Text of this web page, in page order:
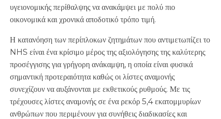
υγειονομικής περίθαλψης να ανακάμψει με πολύ πιο
οικονομικά και χρονικά αποδοτικό τρόπο τιμή.
Η κατανόηση των περίπλοκων ζητημάτων που αντιμετωπίζει το
NHS είναι ένα κρίσιμο μέρος της αξιολόγησης της καλύτερης
προσέγγισης για γρήγορη ανάκαμψη, η οποία είναι φυσικά
σημαντική προτεραιότητα καθώς οι λίστες αναμονής
συνεχίζουν να αυξάνονται με εκθετικούς ρυθμούς. Με τις
τρέχουσες λίστες αναμονής σε ένα ρεκόρ 5,4 εκατομμυρίων
ανθρώπων που περιμένουν για συνήθεις διαδικασίες και